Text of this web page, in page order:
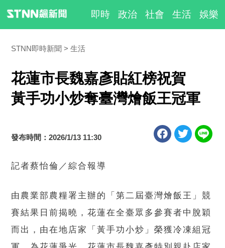
即時 政治 社會 生活 娛樂
STNN即時新聞 生活
花蓮市長魏嘉彥貼紅榜祝賀
黃手功小炒奪臺灣燴飯王冠軍
發布時間：2026/1/13 11:30
記者蔡怡倫／綜合報導
由農業部農糧署主辦的「第二屆臺灣燴飯王」競
賽結果日前揭曉，花蓮在全臺眾多參賽者中脫穎
而出，由在地店家「黃手功小炒」榮獲冷凍組冠